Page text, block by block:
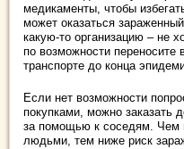
медикаменты, чтобы
может оказаться
какую-то организацию – не
по возможности
транспорте до конца
Если нет возможности
покупками, можно заказать
за помощью к соседям. Чем
людьми, тем ниже риск